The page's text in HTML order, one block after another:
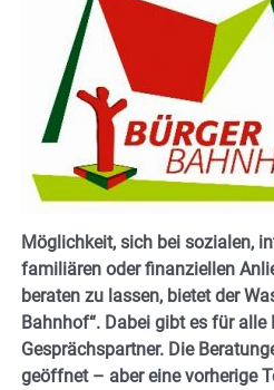
Möglichkeit, sich bei sozialen,
familiären oder finanziellen
beraten zu lassen, bietet der
Bahnhof“. Dabei gibt es für alle
Gesprächspartner. Die
geöffnet – aber eine vorherige